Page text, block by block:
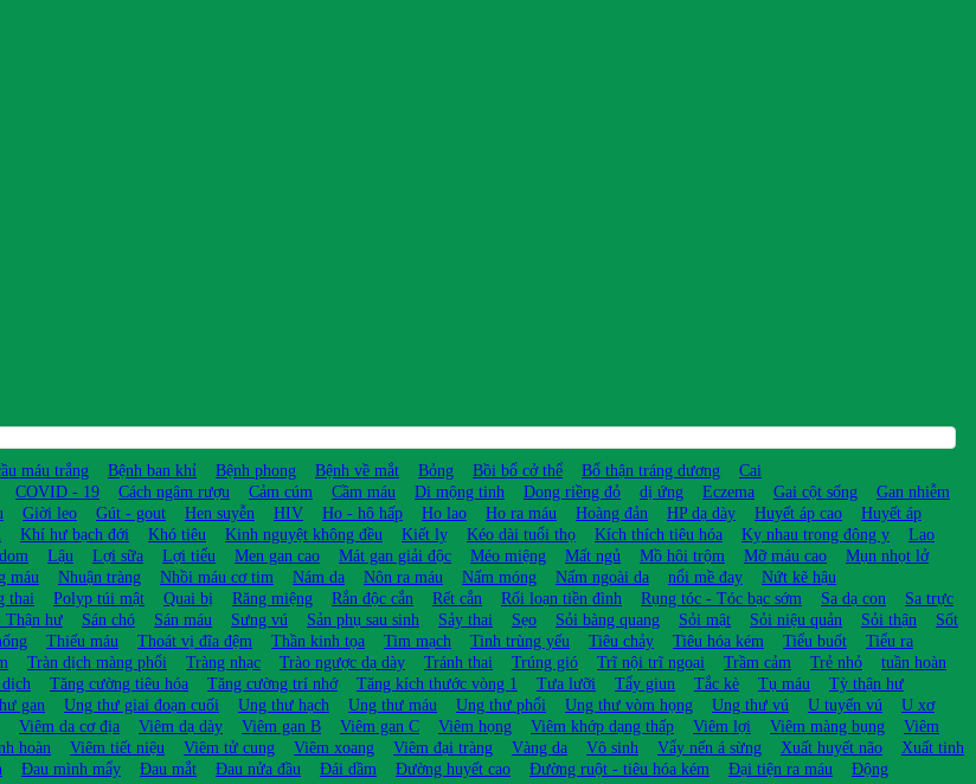
máu trắng Bệnh ban khỉ Bệnh phong Bệnh về mắt Bỏng Bồi bổ cở thể Bổ thận tráng dương
Cai
COVID - 19 Cách ngâm rượu Cảm cúm Cầm máu Di mộng tinh Dong riềng đỏ dị ứng Eczema Gai cột sống
Gan nhiễm
Giời leo Gút - gout Hen suyễn HIV Ho - hô hấp Ho lao Ho ra máu Hoàng đản HP dạ dày Huyết áp cao
Huyết áp
Khí hư bạch đới Khó tiêu Kinh nguyệt không đều Kiết lỵ Kéo dài tuổi thọ Kích thích tiêu hóa Kỵ nhau trong đông y
Lao
Lậu Lợi sữa Lợi tiểu Men gan cao Mát gan giải độc Méo miệng Mất ngủ Mồ hôi trộm Mỡ máu cao
Mụn nhọt lở
máu Nhuận tràng Nhồi máu cơ tim Nám da Nôn ra máu Nấm móng Nấm ngoài da nổi mề đay
Nứt kẽ hậu
thai Polyp túi mật Quai bị Răng miệng Rắn độc cắn Rết cắn Rối loạn tiền đình Rụng tóc - Tóc bạc sớm Sa dạ con
Sa trực
Thận hư Sán chó Sán máu Sưng vú Sản phụ sau sinh Sảy thai Sẹo Sỏi bàng quang Sỏi mật Sỏi niệu quản Sỏi thận
Sốt
Thiếu máu Thoát vị đĩa đệm Thần kinh tọa Tim mạch Tinh trùng yếu Tiêu chảy Tiêu hóa kém Tiểu buốt
Tiểu ra
Tràn dịch màng phổi Tràng nhạc Trào ngược dạ dày Tránh thai Trúng gió Trĩ nội trĩ ngoại Trầm cảm Trẻ nhỏ
tuần hoàn
Tăng cường tiêu hóa Tăng cường trí nhớ Tăng kích thước vòng 1 Tưa lưỡi Tẩy giun Tắc kè Tụ máu
Tỳ thận hư
gan Ung thư giai đoạn cuối Ung thư hạch Ung thư máu Ung thư phổi Ung thư vòm họng Ung thư vú U tuyến vú
U xơ
Viêm da cơ địa Viêm dạ dày Viêm gan B Viêm gan C Viêm họng Viêm khớp dạng thấp Viêm lợi Viêm màng bụng
Viêm
hoàn Viêm tiết niệu Viêm tử cung Viêm xoang Viêm đại tràng Vàng da Vô sinh Vẩy nến á sừng Xuất huyết não
Xuất tinh
Đau mình mẩy Đau mắt Đau nửa đầu Đái dầm Đường huyết cao Đường ruột - tiêu hóa kém Đại tiện ra máu
Động